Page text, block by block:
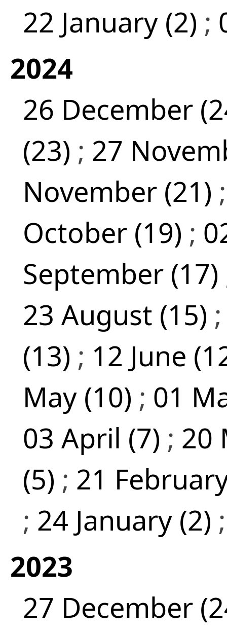
22 January (2) ;
2024
26 December
(23) ; 27
November (21)
October (19) ;
September (17)
23 August (15)
(13) ; 12 June
May (10) ; 01
03 April (7) ; 20
(5) ; 21
; 24 January (2)
2023
27 December